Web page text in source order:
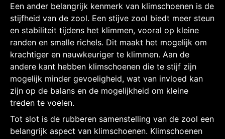
Een ander belangrijk kenmerk van klimschoenen is de
stijfheid van de zool. Een stijve zool biedt meer steun
en stabiliteit tijdens het klimmen, vooral op kleine
randen en smalle richels. Dit maakt het mogelijk om
krachtiger en nauwkeuriger te klimmen. Aan de
andere kant hebben klimschoenen die te stijf zijn
mogelijk minder gevoeligheid, wat van invloed kan
zijn op de balans en de mogelijkheid om kleine
treden te voelen.
Tot slot is de rubberen samenstelling van de zool een
belangrijk aspect van klimschoenen. Klimschoenen